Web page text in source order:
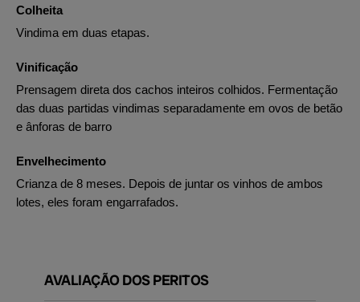
Colheita
Vindima em duas etapas.
Vinificação
Prensagem direta dos cachos inteiros colhidos. Fermentação
das duas partidas vindimas separadamente em ovos de betão
e ânforas de barro
Envelhecimento
Crianza de 8 meses. Depois de juntar os vinhos de ambos
lotes, eles foram engarrafados.
AVALIAÇÃO DOS PERITOS